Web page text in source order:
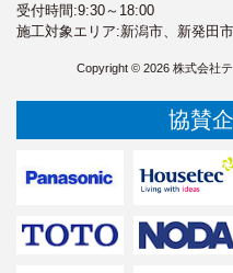
受付時間:9:30～18:00
施工対象エリア:新潟市、新発田
Copyright © 2026 株式会社
協賛